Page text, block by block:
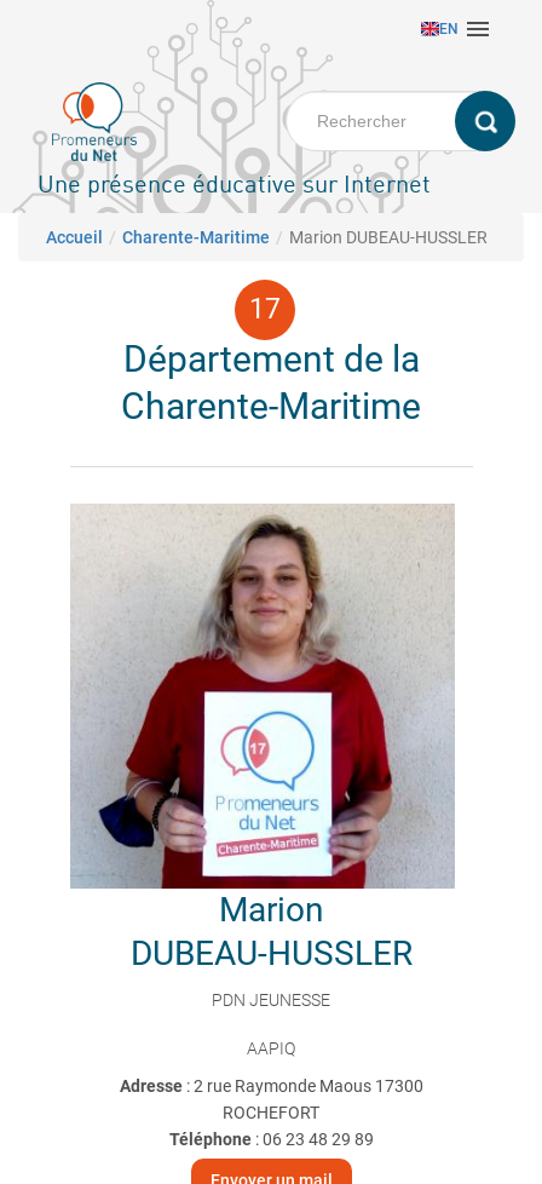
principal
EN 
Une présence éducative sur Internet
Fil d'Ariane
Accueil Charente-Maritime Marion DUBEAU-HUSSLER
Département de la
Charente-Maritime
Marion
DUBEAU-HUSSLER
PDN JEUNESSE
AAPIQ
Adresse : 2 rue Raymonde Maous 17300
ROCHEFORT
Téléphone:06 23 48 29 89